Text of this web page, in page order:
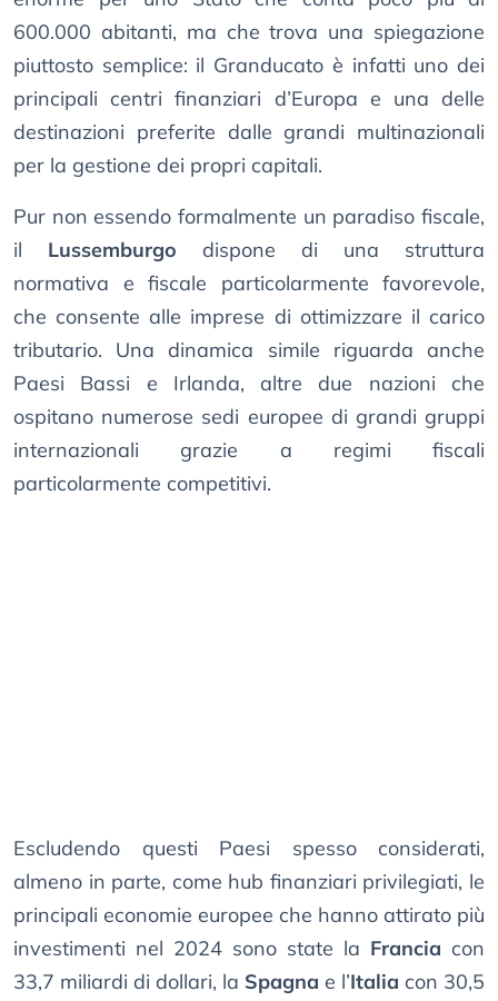
600.000 abitanti, ma che trova una spiegazione
piuttosto semplice: il Granducato è infatti uno dei
principali centri finanziari d’Europa e una delle
destinazioni preferite dalle grandi multinazionali
per la gestione dei propri capitali.
Pur non essendo formalmente un paradiso fiscale,
il Lussemburgo dispone di una struttura
normativa e fiscale particolarmente favorevole,
che consente alle imprese di ottimizzare il carico
tributario. Una dinamica simile riguarda anche
Paesi Bassi e Irlanda, altre due nazioni che
ospitano numerose sedi europee di grandi gruppi
internazionali grazie a regimi fiscali
particolarmente competitivi.
Escludendo questi Paesi spesso considerati,
almeno in parte, come hub finanziari privilegiati, le
principali economie europee che hanno attirato più
investimenti nel 2024 sono state la Francia con
33,7 miliardi di dollari, la Spagna e l’Italia con 30,5